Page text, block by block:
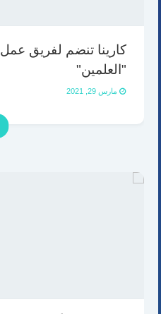
كارينا تنضم لفريق عمل
"العلمين"
مارس 29, 2021